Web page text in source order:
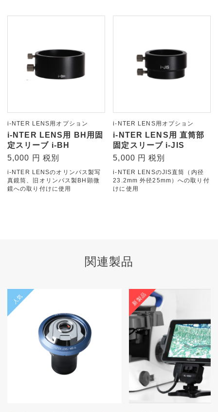
i-NTER LENS用オプション
i-NTER LENS用 BH用固
定スリーブ i-BH
5,000 円 税別
i-NTER LENSのオリンパス製写
真鏡筒、旧オリンパス製BH顕微
鏡への取り付けに使用
i-NTER LENS用オプション
i-NTER LENS用 直筒部
固定スリーブ i-JIS
5,000 円 税別
i-NTER LENSのJIS直筒（内径
23.2mm 外径25mm）への取り付
けに使用
関連製品